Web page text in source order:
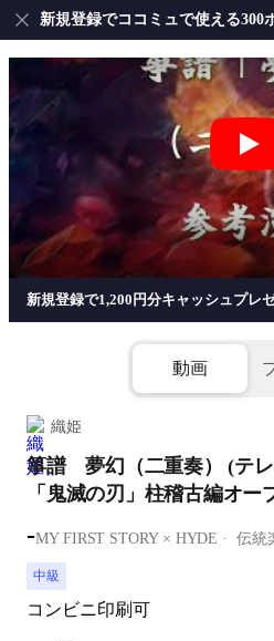
新規登録でココミュで使える300
箏
新規登録で1,200円分キャッシュプレ
動画
織姫
箏譜 夢幻（二重奏） (テ
「鬼滅の刃」柱稽古編オー
-MY FIRST STORY × HYDE 伝統
中級
コンビニ印刷可